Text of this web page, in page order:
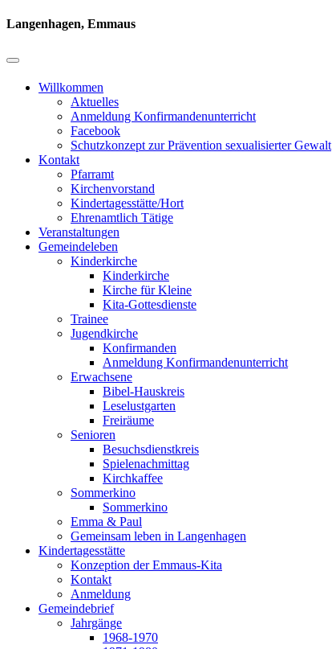
Langenhagen, Emmaus
Willkommen
Aktuelles
Anmeldung Konfirmandenunterricht
Facebook
Schutzkonzept zur Prävention sexualisierter Gewalt
Kontakt
Pfarramt
Kirchenvorstand
Kindertagesstätte/Hort
Ehrenamtlich Tätige
Veranstaltungen
Gemeindeleben
Kinderkirche
Kinderkirche
Kirche für Kleine
Kita-Gottesdienste
Trainee
Jugendkirche
Konfirmanden
Anmeldung Konfirmandenunterricht
Erwachsene
Bibel-Hauskreis
Leselustgarten
Freiräume
Senioren
Besuchsdienstkreis
Spielenachmittag
Kirchkaffee
Sommerkino
Sommerkino
Emma & Paul
Gemeinsam leben in Langenhagen
Kindertagesstätte
Konzeption der Emmaus-Kita
Kontakt
Anmeldung
Gemeindebrief
Jahrgänge
1968-1970